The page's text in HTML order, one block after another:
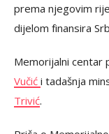
prema njegovim
dijelom finansira
Memorijalni centar
Vučić i tadašnja
Trivić.